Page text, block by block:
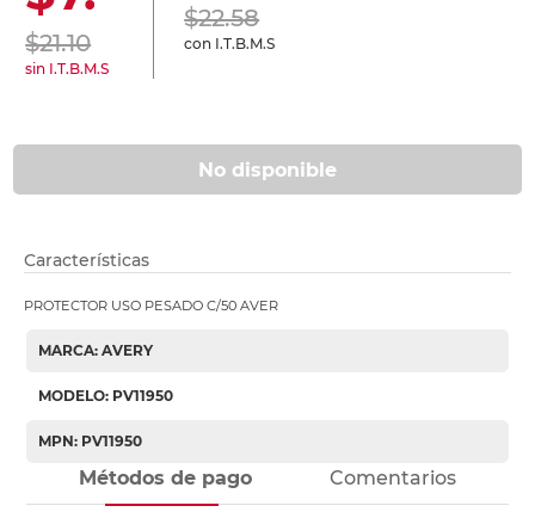
$21.10
sin I.T.B.M.S
$22.58
con I.T.B.M.S
No disponible
Características
PROTECTOR USO PESADO C/50 AVER
MARCA: AVERY
MODELO: PV11950
MPN: PV11950
Métodos de pago Comentarios